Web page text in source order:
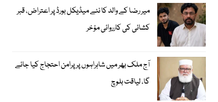
میر رضا کے والد کا نئے میڈیکل بورڈ پر اعتراض، قبر
کشائی کی کارروائی مؤخر
آج ملک بھر میں شاہراہوں پر پرامن احتجاج کیا جائے
گا، لیاقت بلوچ